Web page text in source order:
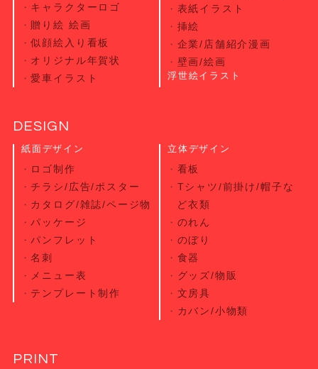
キャラクターロゴ
贈り絵 絵画
似顔絵入り看板
オリジナル年賀状
愛車イラスト
表紙イラスト
挿絵
企業/店舗紹介漫画
壁画/絵画
浮世絵イラスト
DESIGN
紙面デザイン
ロゴ制作
チラシ/広告/ポスター
カタログ/雑誌/ページ物
パッケージ
パンフレット
名刺
メニュー表
テンプレート制作
立体デザイン
看板
Tシャツ/前掛け/帽子な
ど衣類
のれん
のぼり
食器
グッズ/物販
文房具
カバン/小物類
PRINT